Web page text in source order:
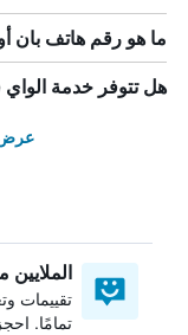
ما هو رقم هاتف بان
هل تتوفر خدمة
عرض
الملايين
تقييمات
تمامًا.